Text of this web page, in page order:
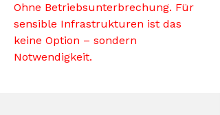
Ohne Betriebsunterbrechung. Für
sensible Infrastrukturen ist das
keine Option – sondern
Notwendigkeit.